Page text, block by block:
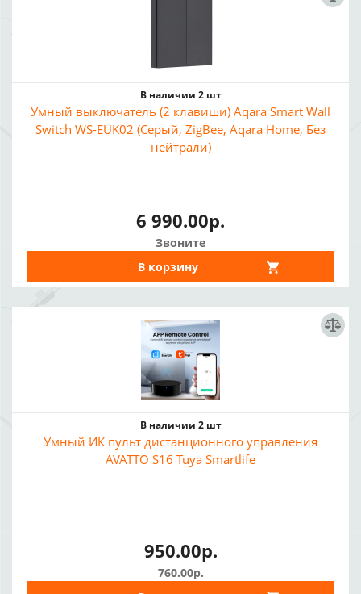
В наличии 2 шт
Умный выключатель (2 клавиши) Aqara Smart Wall
Switch WS-EUK02 (Серый, ZigBee, Aqara Home, Без
нейтрали)
6 990.00р.
Звоните
В корзину
В наличии 2 шт
Умный ИК пульт дистанционного управления
AVATTO S16 Tuya Smartlife
950.00р.
760.00р.